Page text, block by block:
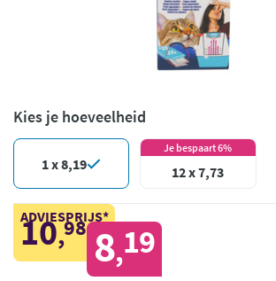
Kies je hoeveelheid
1 x 8,19
Je bespaart 6%
12 x 7,73
ADVIESPRIJS*
10,98 8,19